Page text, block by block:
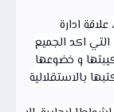
ادارة
اكد الجميع
و خضوعها
بالاستقلالية